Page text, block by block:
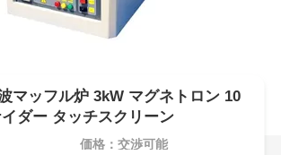
マッフル炉 3kW マグネトロン 10
ダー タッチスクリーン
価格：交渉可能